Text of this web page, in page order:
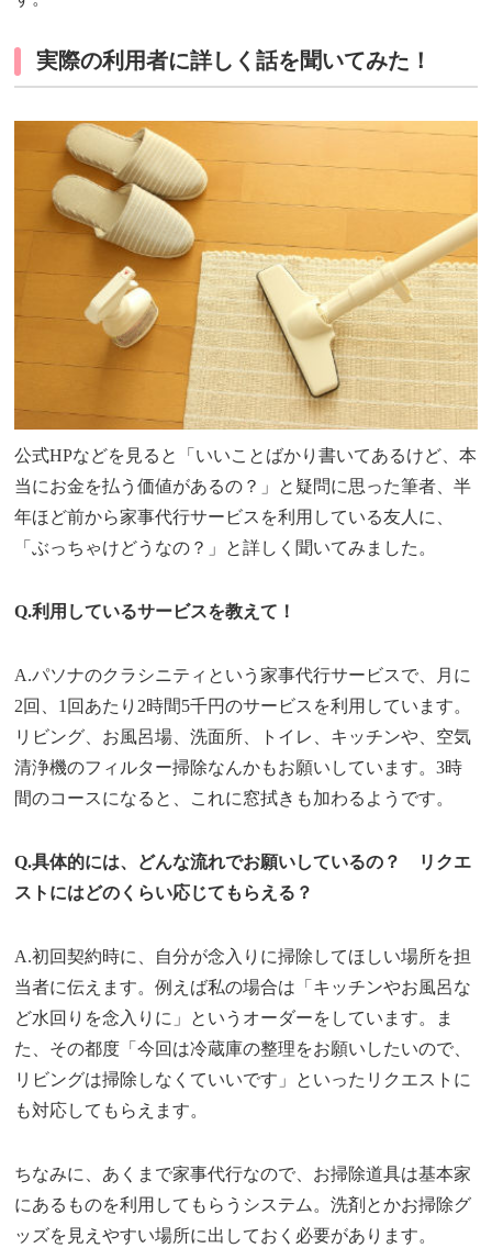
実際の利用者に詳しく話を聞いてみた！
公式HPなどを見ると「いいことばかり書いてあるけど、本
当にお金を払う価値があるの？」と疑問に思った筆者、半
年ほど前から家事代行サービスを利用している友人に、
「ぶっちゃけどうなの？」と詳しく聞いてみました。
Q.利用しているサービスを教えて！
A.パソナのクラシニティという家事代行サービスで、月に
2回、1回あたり2時間5千円のサービスを利用しています。
リビング、お風呂場、洗面所、トイレ、キッチンや、空気
清浄機のフィルター掃除なんかもお願いしています。3時
間のコースになると、これに窓拭きも加わるようです。
Q.具体的には、どんな流れでお願いしているの？ リクエ
ストにはどのくらい応じてもらえる？
A.初回契約時に、自分が念入りに掃除してほしい場所を担
当者に伝えます。例えば私の場合は「キッチンやお風呂な
ど水回りを念入りに」というオーダーをしています。ま
た、その都度「今回は冷蔵庫の整理をお願いしたいので、
リビングは掃除しなくていいです」といったリクエストに
も対応してもらえます。
ちなみに、あくまで家事代行なので、お掃除道具は基本家
にあるものを利用してもらうシステム。洗剤とかお掃除グ
ッズを見えやすい場所に出しておく必要があります。